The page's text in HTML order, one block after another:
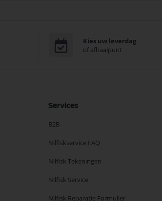
Kies uw leverdag
of afhaalpunt
Services
B2B
Nilfiskservice FAQ
Nilfisk Tekeningen
Nilfisk Service
Nilfisk Reparatie Formulier